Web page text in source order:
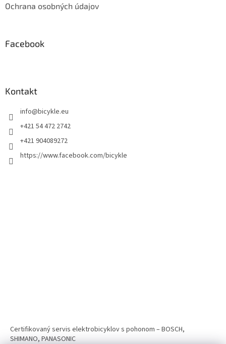
Ochrana osobných údajov
Facebook
Kontakt
info@bicykle.eu
+421 54 472 2742
+421 904089272
https://www.facebook.com/bicykle
Certifikovaný servis elektrobicyklov s pohonom – BOSCH,
SHIMANO, PANASONIC